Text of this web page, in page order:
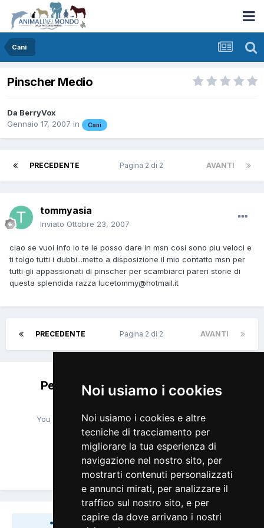
Noi usiamo i cookies
Noi usiamo i cookies e altre
tecniche di tracciamento per
migliorare la tua esperienza di
navigazione nel nostro sito, per
mostrarti contenuti personalizzati
e annunci mirati, per analizzare il
traffico sul nostro sito, e per
capire da dove arrivano i nostri
Cani
Pinscher Medio
Da BerryVox
Gennaio 17, 2007 in Cani
PRECEDENTE AVANTI
Pagina 2 di 2
tommyasia
Inviato Ottobre 23, 2007
ciao se vuoi info io te le posso dare in msn cosi sono piu veloci e
ti tolgo tutti i dubbi...metto a disposizione il mio contatto msn per
tutti gli appassionati di pinscher per scambiarci pareri storie di
questa splendida razza lucetommy@hotmail.it
PRECEDENTE AVANTI
Pagina 2 di 2
Per favore accedi per lasciare un
commento
You will be able to leave a comment after signing in
Accedi Ora
Seguaci